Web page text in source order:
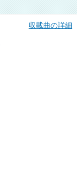
収載曲の詳細